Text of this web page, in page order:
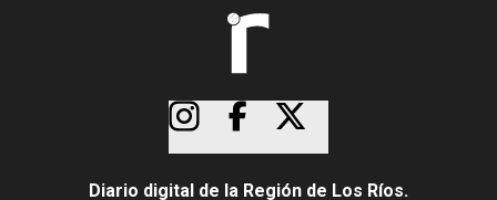
Diario digital de la Región de Los Ríos.